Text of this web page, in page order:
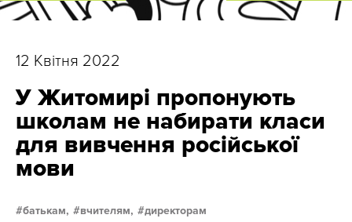
12 Квітня 2022
У Житомирі пропонують
школам не набирати класи
для вивчення російської
мови
батькам, вчителям, директорам